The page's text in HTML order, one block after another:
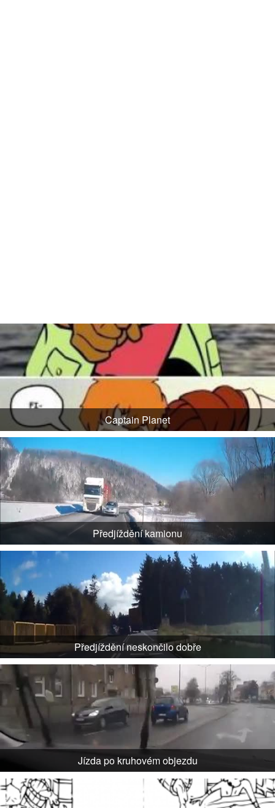
Captain Planet
Předjíždění kamionu
Předjíždění neskončilo dobře
Jízda po kruhovém objezdu